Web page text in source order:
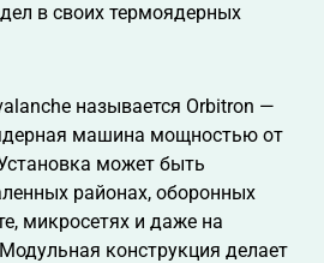
в своих термоядерных
называется Orbitron —
машина мощностью от
может быть
районах, оборонных
микросетях и даже на
конструкция делает